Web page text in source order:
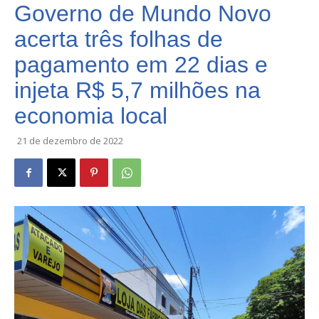
Governo de Mundo Novo
acerta três folhas de
pagamento em 22 dias e
injeta R$ 5,7 milhões na
economia local
21 de dezembro de 2022